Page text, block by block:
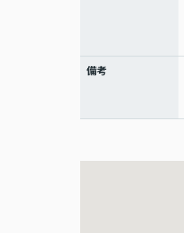
備考